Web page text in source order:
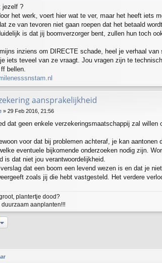
jezelf ?
het werk, voert hier wat te ver, maar het heeft iets
ze van tevoren niet gaan roepen dat het betaald
is dat jij boomverzorger bent, zullen hun toch
inziens om DIRECTE schade, heel je verhaal
iets teveel van ze vraagt. Jou vragen zijn te
bellen.
aansprakelijkheid
» 29 Feb 2016, 21:56
dat geen enkele verzekeringsmaatschappij zal willen
voor dat bij problemen achteraf, je kan
eventuele bijkomende onderzoeken nodig zijn.
is dat niet jou verantwoordelijkheid.
dat een boom een levend wezen is en dat je
zoals jij die hebt vastgesteld. Het verdere
plantertje dood?
duurzaam aanplanten!!!